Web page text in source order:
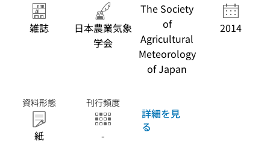
雑誌
日本農業気象
学会
The Society
of
Agricultural
Meteorology
of Japan
2014
資料形態
紙
刊行頻度
-
詳細を見
る